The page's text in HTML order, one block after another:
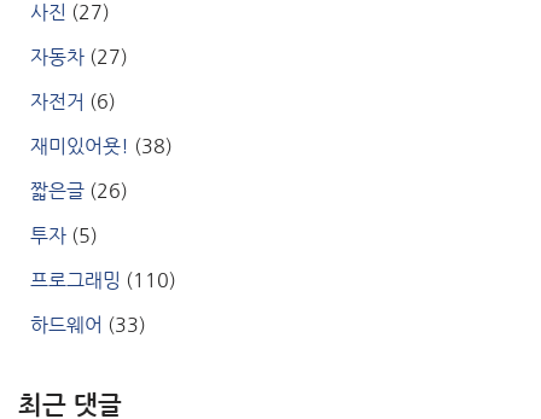
사진 (27)
자동차 (27)
자전거 (6)
재미있어욧! (38)
짧은글 (26)
투자 (5)
프로그래밍 (110)
하드웨어 (33)
최근 댓글